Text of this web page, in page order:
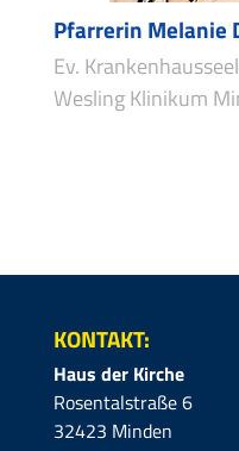
Pfarrerin Melanie
Ev.
Wesling Klinikum
KONTAKT:
Haus der Kirche
Rosentalstraße 6
32423 Minden